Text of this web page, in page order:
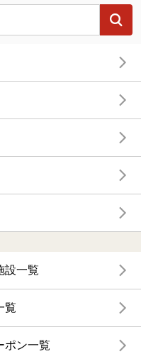
設一覧
覧
ポン一覧